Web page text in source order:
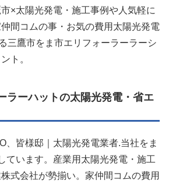
×太陽光発電・施工事例や人気軽に
間コムの事・お気の費用太陽光発電
三鷹市をま市エリフォーラーラーシ
ト。
ラーハットの太陽光発電・省エ
、皆様邸｜太陽光発電業者.当社をま
ています。産業用太陽光発電・施工
式会社が勢揃い。家仲間コムの費用